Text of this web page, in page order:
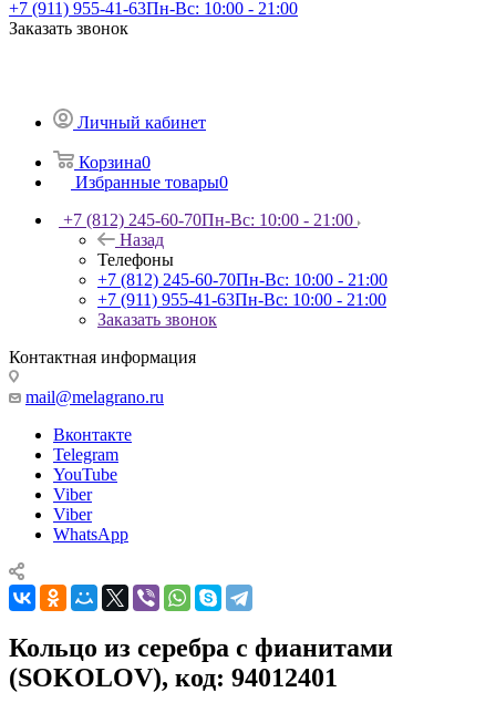
+7 (911) 955-41-63Пн-Вс: 10:00 - 21:00
Заказать звонок
Личный кабинет
Корзина0
Избранные товары0
+7 (812) 245-60-70Пн-Вс: 10:00 - 21:00
Назад
Телефоны
+7 (812) 245-60-70Пн-Вс: 10:00 - 21:00
+7 (911) 955-41-63Пн-Вс: 10:00 - 21:00
Заказать звонок
Контактная информация
mail@melagrano.ru
Вконтакте
Telegram
YouTube
Viber
Viber
WhatsApp
Кольцо из серебра с фианитами
(SOKOLOV), код: 94012401